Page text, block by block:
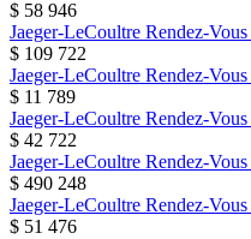
$ 58 946
Jaeger-LeCoultre Rendez-Vous
$ 109 722
Jaeger-LeCoultre Rendez-Vous
$ 11 789
Jaeger-LeCoultre Rendez-Vous
$ 42 722
Jaeger-LeCoultre Rendez-Vous
$ 490 248
Jaeger-LeCoultre Rendez-Vous
$ 51 476